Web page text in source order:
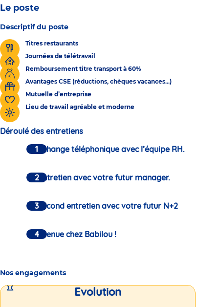
Le poste
Descriptif du poste
Titres restaurants
Journées de télétravail
Remboursement titre transport à 60%
Avantages CSE (réductions, chèques vacances...)
Mutuelle d’entreprise
Lieu de travail agréable et moderne
Déroulé des entretiens
Un échange téléphonique avec l’équipe RH.
Un entretien avec votre futur manager.
Un second entretien avec votre futur N+2
Bienvenue chez Babilou !
Nos engagements
Evolution